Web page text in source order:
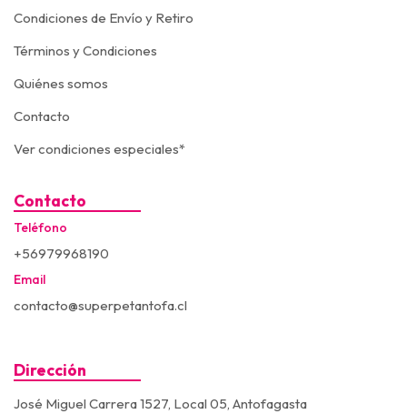
Condiciones de Envío y Retiro
Términos y Condiciones
Quiénes somos
Contacto
Ver condiciones especiales*
Contacto
Teléfono
+56979968190
Email
contacto@superpetantofa.cl
Dirección
José Miguel Carrera 1527, Local 05, Antofagasta